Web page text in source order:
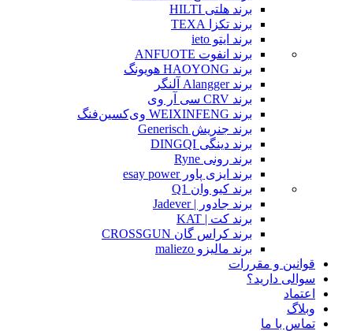
برند هلتی HILTI
برند تکزا TEXA
برند ایتو ieto
برند انفوت ANFUOTE
برند HAOYONG هویونگ
برند Alangger آلنگر
برند CRV سی آر وی
برند WEIXINFENG وی‌کسین‌فنگ
برند جنریش Generisch
برند دینگی DINGQI
برند رونی Ryne
برند ایزی پاور esay power
برند کیو وان Q1
برند جادور | Jadever
برند کت | KAT
برند کراس گان CROSSGUN
برند مالیزو maliezo
قوانین و مقررات
سوالی دارید؟
اعتماد
وبلاگ
تماس با ما